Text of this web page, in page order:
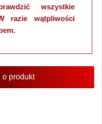
wszystkie
razie wątpliwości
o produkt